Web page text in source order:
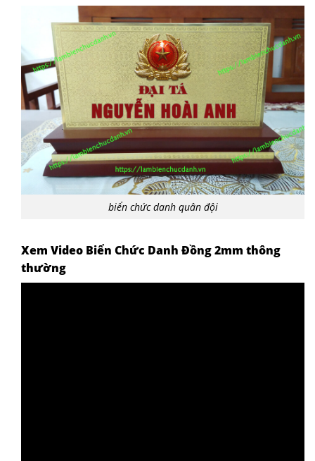
biển chức danh quân đội
Xem Video Biển Chức Danh Đồng 2mm thông
thường